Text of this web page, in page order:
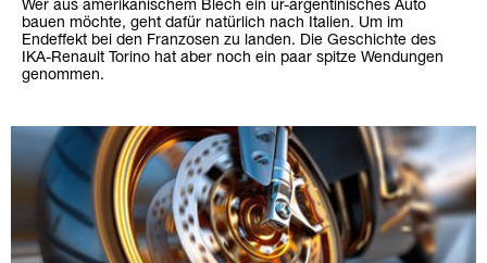
Wer aus amerikanischem Blech ein ur-argentinisches Auto
bauen möchte, geht dafür natürlich nach Italien. Um im
Endeffekt bei den Franzosen zu landen. Die Geschichte des
IKA-Renault Torino hat aber noch ein paar spitze Wendungen
genommen.